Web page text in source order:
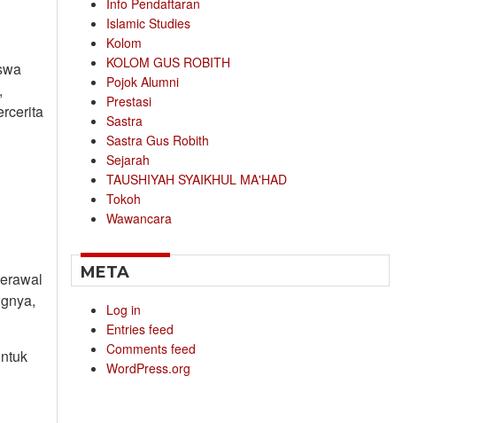
Info Pendaftaran
Islamic Studies
Kolom
KOLOM GUS ROBITH
Pojok Alumni
Prestasi
Sastra
Sastra Gus Robith
Sejarah
TAUSHIYAH SYAIKHUL MA'HAD
Tokoh
Wawancara
META
Log in
Entries feed
Comments feed
WordPress.org